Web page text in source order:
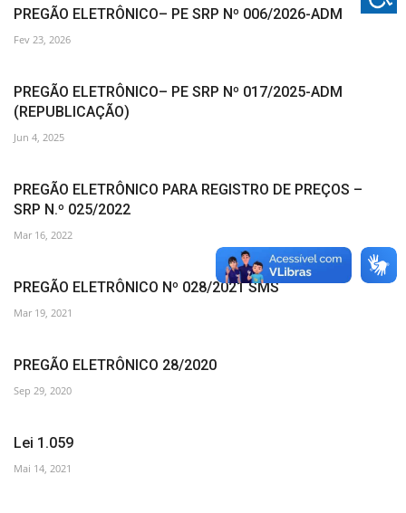
PREGÃO ELETRÔNICO– PE SRP Nº 006/2026-ADM
Fev 23, 2026
PREGÃO ELETRÔNICO– PE SRP Nº 017/2025-ADM
(REPUBLICAÇÃO)
Jun 4, 2025
PREGÃO ELETRÔNICO PARA REGISTRO DE PREÇOS –
SRP N.º 025/2022
Mar 16, 2022
PREGÃO ELETRÔNICO Nº 028/2021 SMS
Mar 19, 2021
PREGÃO ELETRÔNICO 28/2020
Sep 29, 2020
Lei 1.059
Mai 14, 2021